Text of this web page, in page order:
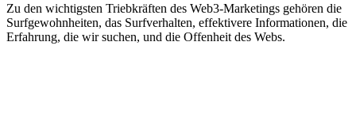
Zu den wichtigsten Triebkräften des Web3-Marketings gehören die
Surfgewohnheiten, das Surfverhalten, effektivere Informationen, die
Erfahrung, die wir suchen, und die Offenheit des Webs.